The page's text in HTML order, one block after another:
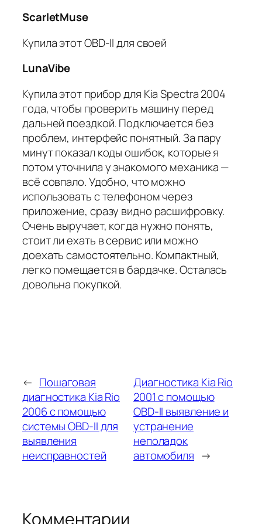
ScarletMuse
Купила этот OBD-II для своей
LunaVibe
Купила этот прибор для Kia Spectra 2004
года, чтобы проверить машину перед
дальней поездкой. Подключается без
проблем, интерфейс понятный. За пару
минут показал коды ошибок, которые я
потом уточнила у знакомого механика —
всё совпало. Удобно, что можно
использовать с телефоном через
приложение, сразу видно расшифровку.
Очень выручает, когда нужно понять,
стоит ли ехать в сервис или можно
доехать самостоятельно. Компактный,
легко помещается в бардачке. Осталась
довольна покупкой.
← Пошаговая
диагностика Kia Rio
2006 с помощью
системы OBD-II для
выявления
неисправностей
Диагностика Kia Rio
2001 с помощью
OBD-II выявление и
устранение
неполадок
автомобиля →
Комментарии